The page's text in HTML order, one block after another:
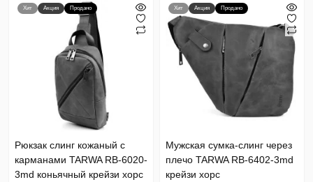
Хит Акция Продано
Рюкзак слинг кожаный с
карманами TARWA RB-6020-
3md коньячный крейзи хорс
Хит Акция Продано
Мужская сумка-слинг через
плечо TARWA RB-6402-3md
крейзи хорс